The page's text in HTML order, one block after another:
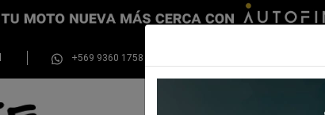
+569 9360 1758